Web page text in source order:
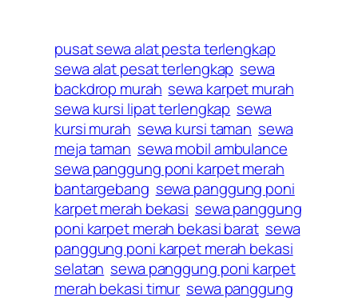
pusat sewa alat pesta terlengkap
sewa alat pesat terlengkap sewa
backdrop murah sewa karpet murah
sewa kursi lipat terlengkap sewa
kursi murah sewa kursi taman sewa
meja taman sewa mobil ambulance
sewa panggung poni karpet merah
bantargebang sewa panggung poni
karpet merah bekasi sewa panggung
poni karpet merah bekasi barat sewa
panggung poni karpet merah bekasi
selatan sewa panggung poni karpet
merah bekasi timur sewa panggung